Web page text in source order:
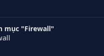
mục "Firewall"